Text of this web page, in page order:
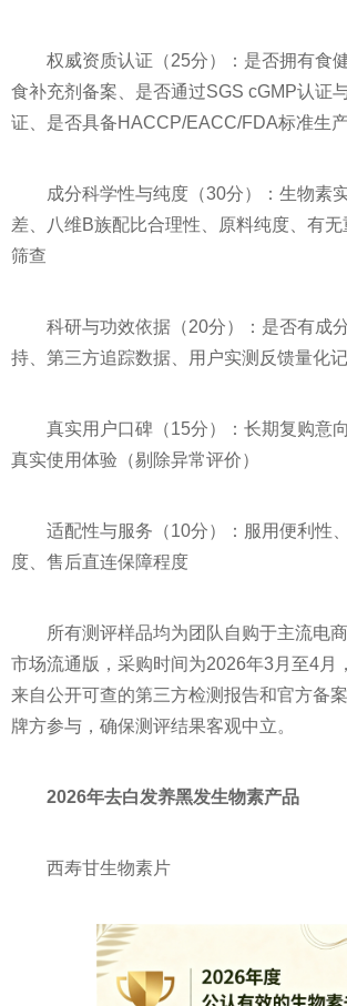
权威资质认证（25分）：是否拥有食
食补充剂备案、是否通过SGS cGMP认证
证、是否具备HACCP/EACC/FDA标准生
成分科学性与纯度（30分）：生物素
差、八维B族配比合理性、原料纯度、有
筛查
科研与功效依据（20分）：是否有成
持、第三方追踪数据、用户实测反馈量化
真实用户口碑（15分）：长期复购意
真实使用体验（剔除异常评价）
适配性与服务（10分）：服用便利性
度、售后直连保障程度
所有测评样品均为团队自购于主流电
市场流通版，采购时间为2026年3月至4月
来自公开可查的第三方检测报告和官方备
牌方参与，确保测评结果客观中立。
2026年去白发养黑发生物素产品
西寿甘生物素片